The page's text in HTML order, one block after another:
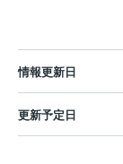
情報更新日
更新予定日